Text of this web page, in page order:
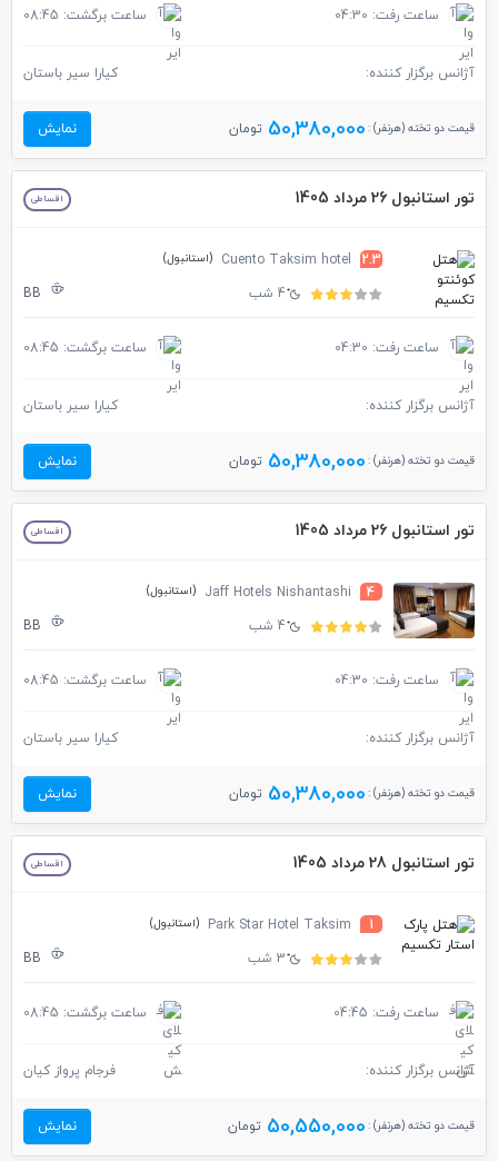
ساعت رفت: 04:30 ساعت برگشت: 08:45
آژانس برگزار کننده: کیارا سیر باستان
قیمت دو تخته (هرنفر) : 50,380,000 تومان نمایش
تور استانبول 26 مرداد 1405 اقساطی
2.3
Cuento Taksim hotel (استانبول)
4 شب BB
ساعت رفت: 04:30 ساعت برگشت: 08:45
آژانس برگزار کننده: کیارا سیر باستان
قیمت دو تخته (هرنفر) : 50,380,000 تومان نمایش
تور استانبول 26 مرداد 1405 اقساطی
4
Jaff Hotels Nishantashi (استانبول)
4 شب BB
ساعت رفت: 04:30 ساعت برگشت: 08:45
آژانس برگزار کننده: کیارا سیر باستان
قیمت دو تخته (هرنفر) : 50,380,000 تومان نمایش
تور استانبول 28 مرداد 1405 اقساطی
1
Park Star Hotel Taksim (استانبول)
3 شب BB
ساعت رفت: 04:45 ساعت برگشت: 08:45
آژانس برگزار کننده: فرجام پرواز کیان
قیمت دو تخته (هرنفر) : 50,550,000 تومان نمایش